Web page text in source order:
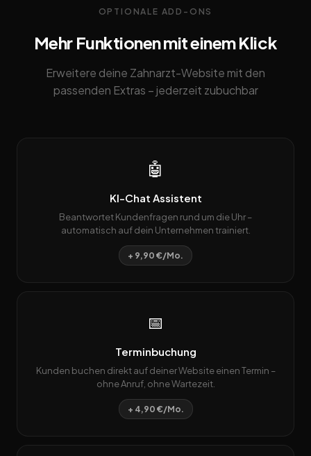
OPTIONALE ADD-ONS
Mehr Funktionen mit einem Klick
Erweitere deine Zahnarzt-Website mit den
passenden Extras – jederzeit zubuchbar
🤖
KI-Chat Assistent
Beantwortet Kundenfragen rund um die Uhr –
automatisch auf dein Unternehmen trainiert.
+ 9,90 €/Mo.
📅
Terminbuchung
Kunden buchen direkt auf deiner Website einen Termin –
ohne Anruf, ohne Wartezeit.
+ 4,90 €/Mo.